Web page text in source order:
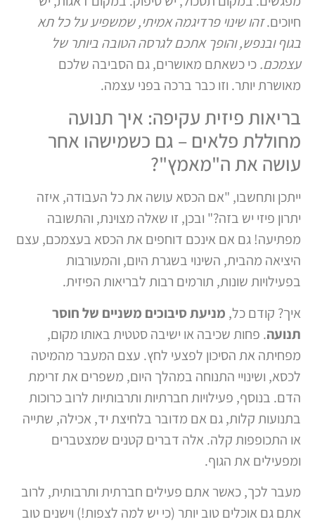
חיוכים.זהו שינוי פרדיגמה אמיתי, שמשפיע על כל תא
בגוף ובנפש, והופך אתכם לגרסה הטובה ביותר של
עצמכם.כי כשאתם מאושרים, גם הסביבה שלכם
מאושרת יותר. וזו כבר ברכה בפני עצמה.
בריאות פיזית עקיפה: איך תנועה
מחוללת פלאים – גם כשמישהו אחר
עושה את ה"מאמץ"?
ייתכן ותחשבו, "אם הכסא עושה את כל העבודה, איזה
יתרון פיזי יש בזה?" ובכן, זו שאלה מצוינת, והתשובה
מפתיעה! גם אם אינכם דוחפים את הכסא בעצמכם, עצם
היציאה מהבית, השינוי בשגרת היום, והמעורבות
בפעילויות שונות, תורמים רבות לבריאות הפיזית.
איך? קודם כל,מניעת סיבוכים משניים של חוסר
תנועה. פחות שכיבה או ישיבה סטטית באותו מקום,
מפחיתה את הסיכון לפצעי לחץ. עצם המעבר מהמיטה
לכסא, ושינויי התנוחה במהלך היום, משפרים את זרימת
הדם. בנוסף, פעילויות חברתיות ותרבותיות לרוב כרוכות
בתנועות קלות, גם אם מדובר בלחיצת יד, אכילה, שתייה
או התכופפות קלה. אלה דברים קטנים שמצטברים
ומפעילים את הגוף.
מעבר לכך, כאשר אתם פעילים חברתית ותרבותית, לרוב
אתם גם אוכלים טוב יותר (כי יש למה לצפות!) וישנים טוב